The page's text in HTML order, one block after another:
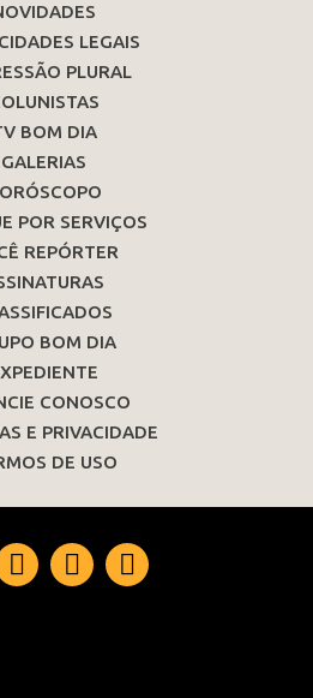
LEGAIS
PLURAL
BOM DIA
GALERIAS
POR SERVIÇOS
REPÓRTER
BOM DIA
CONOSCO
E PRIVACIDADE
DE USO